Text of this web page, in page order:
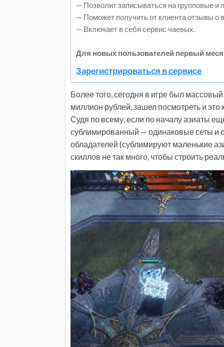
— Позволит записываться на групповые
— Поможет получить от клиента отзывы о
— Включает в себя сервис чаевых.
Для новых пользователей первый
Зарегистрироваться в сервисе
Более того, сегодня в игре был
миллион рублей, зашел посмотреть и
Судя по всему, если по началу азиаты
сублимированный — одинаковые сеты и
обладателей (сублимируют маленькие
скиллов не так много, чтобы строить